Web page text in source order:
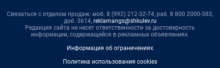
Связаться с отделом продаж: моб. 8 (992) 212-32-74, раб. 8 800 2000-383,
доб. 3614, reklamangs@shkulev.ru
Редакция сайта не несет ответственности за достоверность
информации, содержащейся в рекламных объявлениях.
Информация об ограничениях
Политика использования cookies